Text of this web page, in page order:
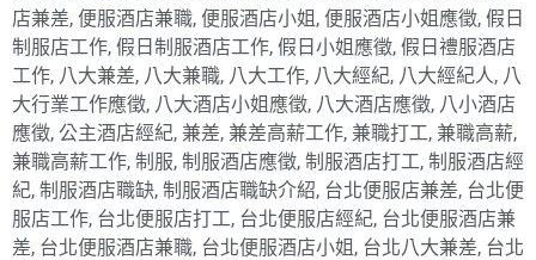
店兼差, 便服酒店兼職, 便服酒店小姐 , 便服酒店小姐應徵, 假日
制服店工作, 假日制服酒店工作, 假日小姐應徵, 假日禮服酒店
工作, 八大兼差, 八大兼職, 八大工作, 八大經紀, 八大經紀人, 八
大行業工作應徵, 八大酒店小姐應徵, 八大酒店應徵, 八小酒店
應徵, 公主酒店經紀, 兼差, 兼差高薪工作, 兼職打工, 兼職高薪,
兼職高薪工作, 制服, 制服酒店應徵, 制服酒店打工, 制服酒店經
紀, 制服酒店職缺, 制服酒店職缺介紹, 台北便服店兼差, 台北便
服店工作, 台北便服店打工, 台北便服店經紀, 台北便服酒店兼
差, 台北便服酒店兼職, 台北便服酒店小姐 , 台北八大兼差, 台北